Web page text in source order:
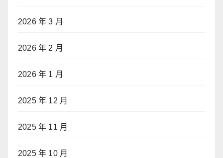
2026 年 3 月
2026 年 2 月
2026 年 1 月
2025 年 12 月
2025 年 11 月
2025 年 10 月